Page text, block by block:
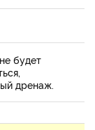
будет
дренаж.